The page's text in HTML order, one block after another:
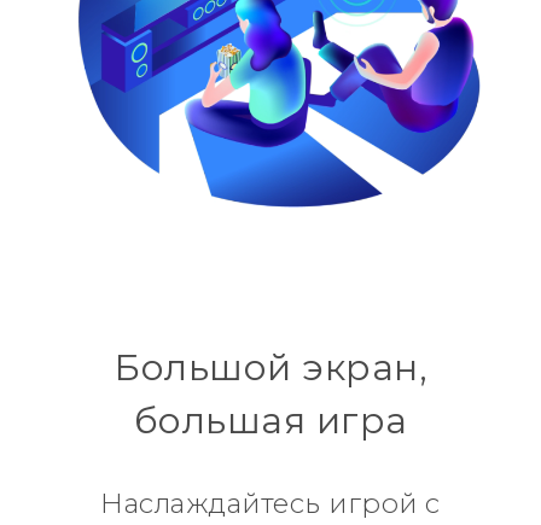
Большой экран,
большая игра
Наслаждайтесь игрой с